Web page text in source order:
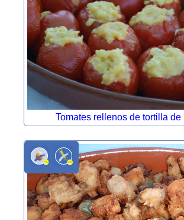
Tomates rellenos de tortilla de